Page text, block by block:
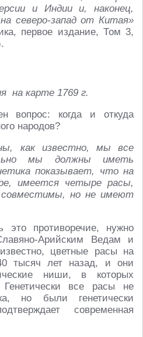
и Индии и, наконец,
северо-запад от Китая»
первое издание, Том 3,
на карте 1769 г.
вопрос: когда и откуда
народов?
как известно, мы все
мы должны иметь
показывает, что на
имеется четыре расы,
совместимы, но не имеют
это противоречие, нужно
Арийским Ведам и
цветные расы на
тысяч лет назад, и они
ниши, в которых
все расы не
но были генетически
современная